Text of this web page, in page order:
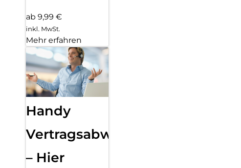
ab 9,99 €
inkl. MwSt.
Mehr erfahren
Handy
Vertragsabwicklung
– Hier